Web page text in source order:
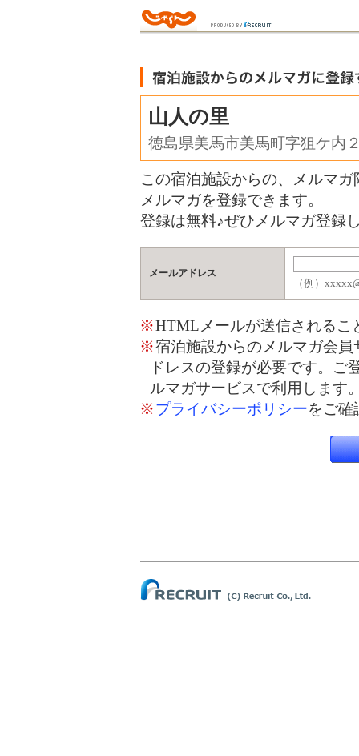
山人の里
徳島県美馬市美馬町字狙ケ内
この宿泊施設からの、メルマ
メルマガを登録できます。
登録は無料♪ぜひメルマガ登録
メールアドレス
（例）
※HTMLメールが送信されるこ
※宿泊施設からのメルマガ会
ドレスの登録が必要です。ご
ルマガサービスで利用します
※プライバシーポリシーをご確